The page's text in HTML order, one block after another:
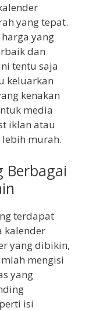
yang tepat.
yang
dan
tentu saja
keluarkan
kenakan
media
iklan atau
murah.
Berbagai
terdapat
kalender
yang dibikin,
mengisi
yang
isi